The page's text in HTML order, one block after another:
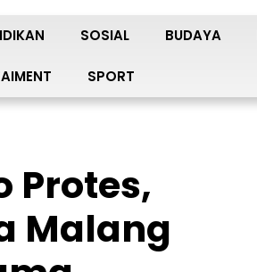
SOSIAL BUDAYA
SPORT
Protes,
Malang